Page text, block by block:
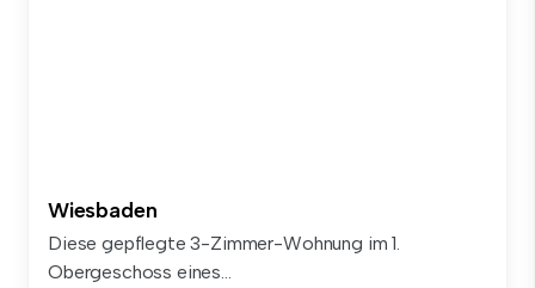
Wiesbaden
Diese gepflegte 3-Zimmer-Wohnung im 1.
Obergeschoss eines...